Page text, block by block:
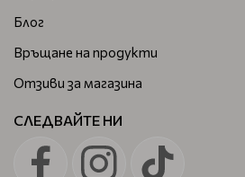
Блог
Връщане на продукти
Отзиви за магазина
СЛЕДВАЙТЕ НИ